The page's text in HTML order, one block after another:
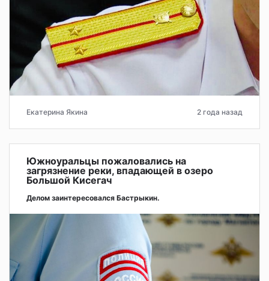
Екатерина Якина 2 года назад
Южноуральцы пожаловались на
загрязнение реки, впадающей в озеро
Большой Кисегач
Делом заинтересовался Бастрыкин.